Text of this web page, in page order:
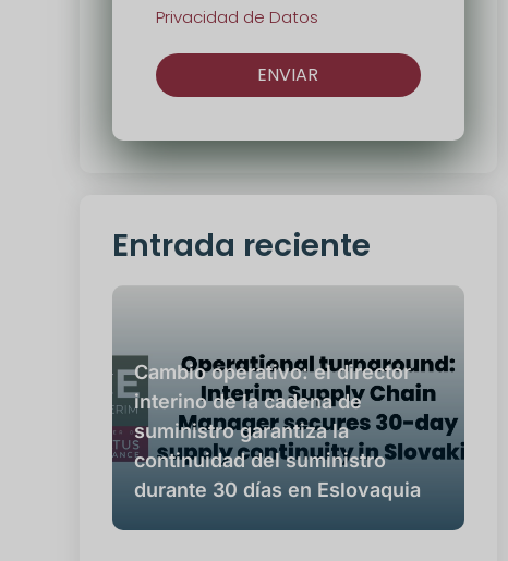
Privacidad de Datos
ENVIAR
Entrada reciente
Cambio operativo: el director
interino de la cadena de
suministro garantiza la
continuidad del suministro
durante 30 días en Eslovaquia